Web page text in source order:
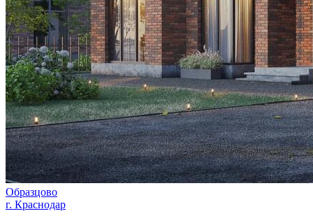
Образцово
г. Краснодар